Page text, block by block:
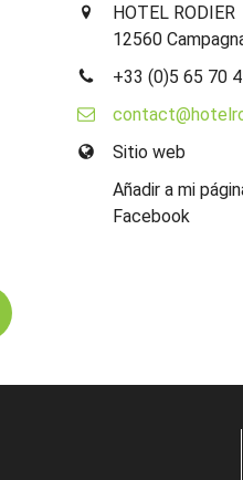
HOTEL RODIER
12560
+33 (0)5 65 70
Sitio web
Añadir a mi
Facebook